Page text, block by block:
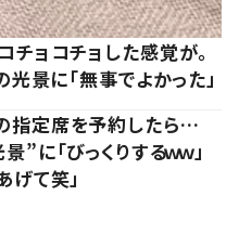
チョコチョした感覚が。
光景に「無事でよかった」
指定席を予約したら…
に「びっくりするｗｗ」
げて笑」